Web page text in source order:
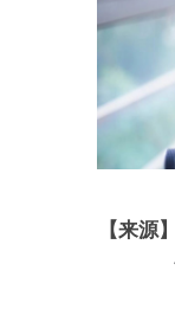
【来源】